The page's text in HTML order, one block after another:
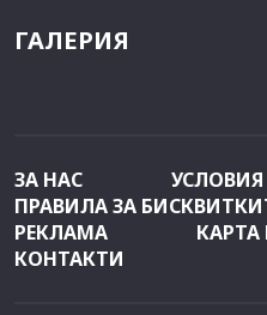
ГАЛЕРИЯ
ЗА НАС
УСЛОВИЯ
ПРАВИЛА ЗА
РЕКЛАМА
КАРТА
КОНТАКТИ